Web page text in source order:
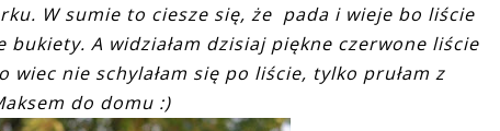
W sumie to ciesze się, że pada i wieje bo liście
A widziałam dzisiaj piękne czerwone liście
nie schylałam się po liście, tylko prułam z
do domu :)